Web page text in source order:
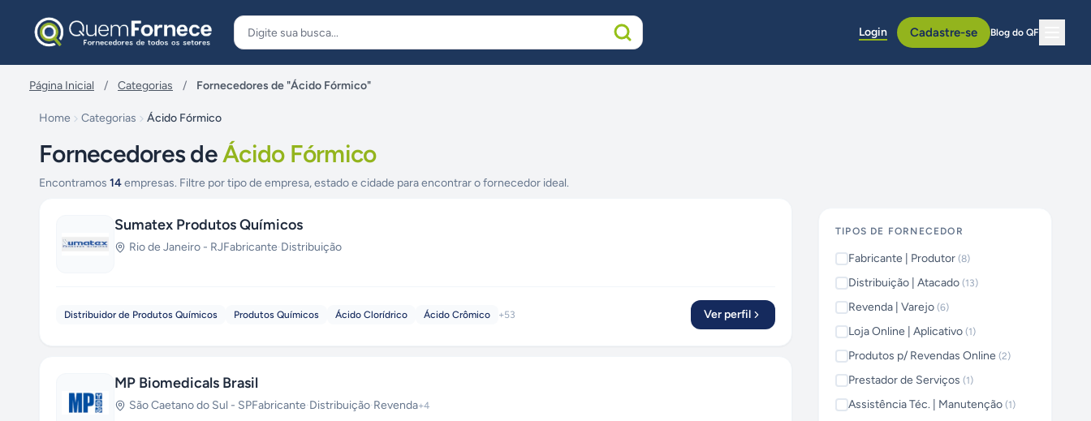
Login Cadastre-se Blog do QF
Página Inicial / Categorias / Fornecedores de "Ácido Fórmico"
Home Categorias Ácido Fórmico
Fornecedores deÁcido Fórmico
Encontramos 14empresas. Filtre por tipo de empresa, estado e cidade para encontrar o fornecedor ideal.
Sumatex Produtos Químicos
Rio de Janeiro - RJFabricante·Distribuição
Distribuidor de Produtos Químicos Produtos Químicos Ácido Clorídrico Ácido Crômico +53 Ver perfil
MP Biomedicals Brasil
São Caetano do Sul - SPFabricante·Distribuição·Revenda+4
TIPOS DE FORNECEDOR
Fabricante | Produtor (8)
Distribuição | Atacado (13)
Revenda | Varejo (6)
Loja Online | Aplicativo (1)
Produtos p/ Revendas Online (2)
Prestador de Serviços (1)
Assistência Téc. | Manutenção (1)